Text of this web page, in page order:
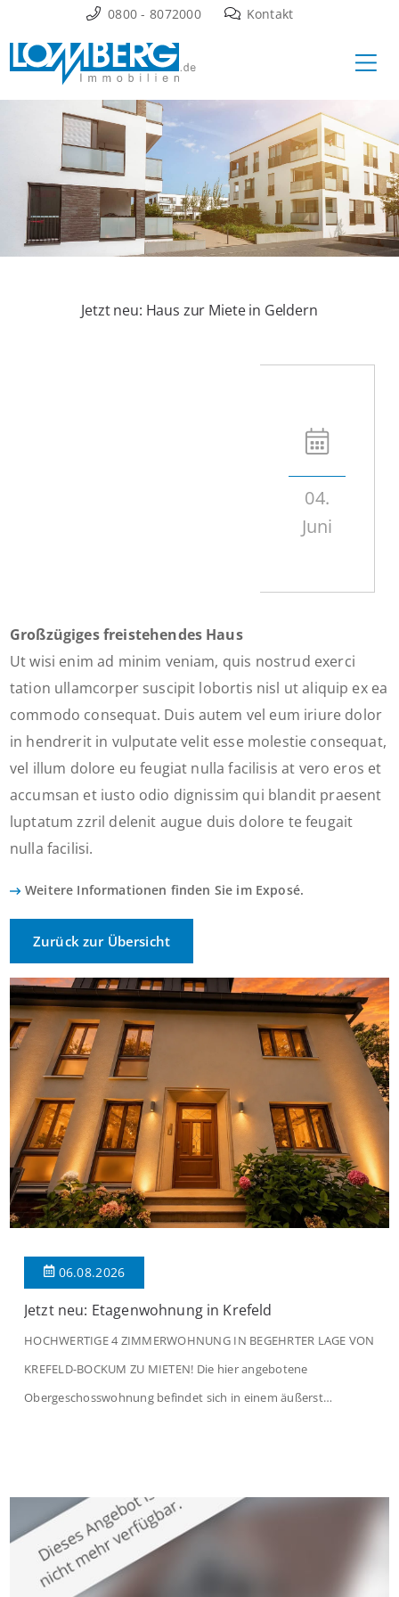
Inhalt
springen
0800 - 8072000 Kontakt
Jetzt neu: Haus zur Miete in Geldern
04.
Juni
Großzügiges freistehendes Haus
Ut wisi enim ad minim veniam, quis nostrud exerci
tation ullamcorper suscipit lobortis nisl ut aliquip ex ea
commodo consequat. Duis autem vel eum iriure dolor
in hendrerit in vulputate velit esse molestie consequat,
vel illum dolore eu feugiat nulla facilisis at vero eros et
accumsan et iusto odio dignissim qui blandit praesent
luptatum zzril delenit augue duis dolore te feugait
nulla facilisi.
Weitere Informationen finden Sie im Exposé.
Zurück zur Übersicht
06.08.2026
Jetzt neu: Etagenwohnung in Krefeld
HOCHWERTIGE 4 ZIMMERWOHNUNG IN BEGEHRTER LAGE VON
KREFELD-BOCKUM ZU MIETEN! Die hier angebotene
Obergeschosswohnung befindet sich in einem äußerst
großzügige Räume und eine hochwertige Ausstattung, die
modernen Wohnkomfort mit einem stilvollen Ambiente
verbindet. Der […]